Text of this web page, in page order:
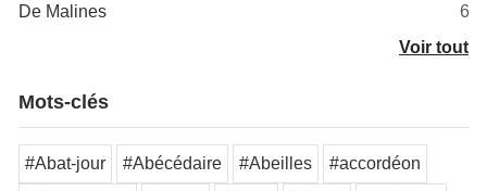
De Malines
6
Voir tout
Mots-clés
#Abat-jour #Abécédaire #Abeilles #accordéon